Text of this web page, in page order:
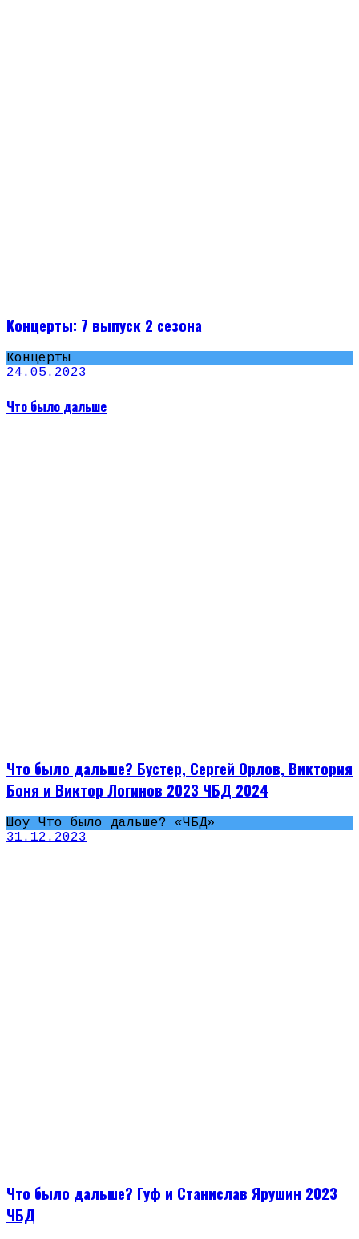
Концерты: 7 выпуск 2 сезона
Концерты
24.05.2023
Что было дальше
Что было дальше? Бустер, Сергей Орлов, Виктория
Боня и Виктор Логинов 2023 ЧБД 2024
Шоу Что было дальше? «ЧБД»
31.12.2023
Что было дальше? Гуф и Станислав Ярушин 2023
ЧБД